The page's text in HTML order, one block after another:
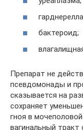
бактероид;
Препарат не
псевдомонады и
сказывается на
сохраняет
гноя в
вагинальный